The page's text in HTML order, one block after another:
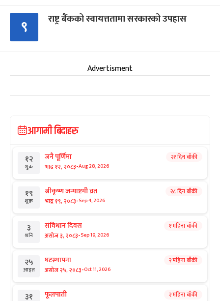
९ राष्ट्र बैंकको स्वायत्ततामा सरकारको उपहास
Advertisment
आगामी बिदाहरु
१२
शुक्र
जनै पूर्णिमा
भाद्र १२, २०८३-Aug 28, 2026
२१ दिन बाँकी
१९
शुक्र
श्रीकृष्ण जन्माष्टमी व्रत
भाद्र १९, २०८३-Sep 4, 2026
२८ दिन बाँकी
३
शनि
संविधान दिवस
असोज ३, २०८३-Sep 19, 2026
१ महिना बाँकी
२५
आइत
घटस्थापना
असोज २५, २०८३-Oct 11, 2026
२ महिना बाँकी
३१ फूलपाती २ महिना बाँकी